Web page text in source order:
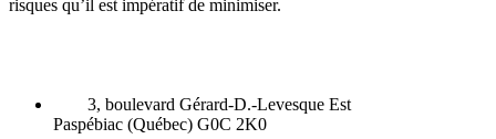
risques qu’il est impératif de minimiser.
3, boulevard Gérard-D.-Levesque Est
Paspébiac (Québec) G0C 2K0